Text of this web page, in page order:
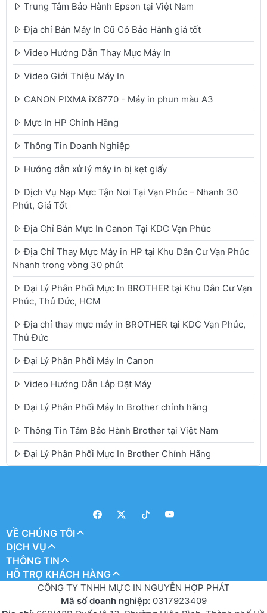
Trung Tâm Bảo Hành Epson tại Việt Nam
Địa chỉ Bán Máy In Cũ Có Bảo Hành giá tốt
Video Hướng Dẫn Thay Mực Máy In
Video Giới Thiệu Máy In
CANON PIXMA iX6770 - Máy in phun màu A3
Mực In HP Chính Hãng
Thông Tin Doanh Nghiệp
Hướng dẫn xử lý máy in bị kẹt giấy
Dịch Vụ Nạp Mực Tận Nơi Tại Vạn Phúc – Nhanh 30
Phút, Giá Tốt
Địa Chỉ Bán Mực In Canon Tại KDC Vạn Phúc
Địa Chỉ Thay Mực Máy in HP tại Khu Dân Cư Vạn Phúc
Nhanh trong vòng 30 phút
Đại Lý Phân Phối Mực In BROTHER tại Khu Dân Cư Vạn
Phúc, Thủ Đức, HCM
Địa chỉ thay mực máy in BROTHER tại KDC Vạn Phúc,
Thủ Đức
Đại Lý Phân Phối Máy In Canon
Video Hướng Dẫn Lắp Đặt Máy
Đại Lý Phân Phối Máy In Brother chính hãng
Thông Tin Tâm Bảo Hành Brother tại Việt Nam
Đại Lý Phân Phối Mực In Brother Chính Hãng
VỀ CHÚNG TÔI
DỊCH VỤ
THÔNG TIN
HỖ TRỢ KHÁCH HÀNG
CÔNG TY TNHH MỰC IN NGUYỄN HỢP PHÁT
Mã số doanh nghiệp: 0317923409